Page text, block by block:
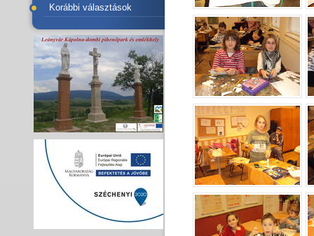
Korábbi választások